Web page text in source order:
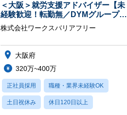
＜大阪＞就労支援アドバイザー【未
経験歓迎！転勤無／DYMグループ／
ホスピタリティ高い方歓迎／土日
祝】
株式会社ワークスバリアフリー
大阪府
320万~400万
正社員採用 職種・業界未経験OK
土日祝休み 休日120日以上